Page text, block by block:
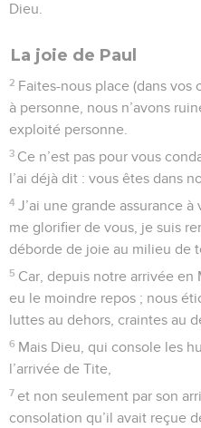
Dieu.
La joie de Paul
2 Faites-nous place (dans vos
à personne, nous n’avons
exploité personne.
3 Ce n’est pas pour vous
l’ai déjà dit : vous êtes dans
4 J’ai une grande assurance
me glorifier de vous, je suis
déborde de joie au milieu de
5 Car, depuis notre arrivée en
eu le moindre repos ; nous
luttes au dehors, craintes au
6 Mais Dieu, qui console les
l’arrivée de Tite,
7 et non seulement par son
consolation qu’il avait reçue